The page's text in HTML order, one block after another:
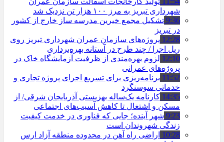
شهرداری تبریز به مرز ۱۰۰ هزار تن نزدیک شد
9:36 تشکیل مجمع خیرین مدرسه ‌ساز خارج از کشور
در تبریز
12:28 پروژه‌های سازمان عمران شهرداری تبریز روی
ریل اجرا / چند طرح در آستانه بهره‌برداری
12:10 لزوم بهره‌مندی از ظرفیت آزمایشگاه خاک در
پروژه‌های عمرانی
11:52 برنامه‌ریزی برای تسریع اجرای پروژه تجاری و
خدماتی سوسنگرد
14:35 کارنامه یک‌ساله بهزیستی آذربایجان شرقی/ از
مسکن و اشتغال تا کاهش آسیب‌های اجتماعی
9:23 شهر آینده؛ جایی که فناوری در خدمت کیفیت
زندگی شهروندان است
10:28 اراضی راه آهن در محدوده منطقه آزاد ارس